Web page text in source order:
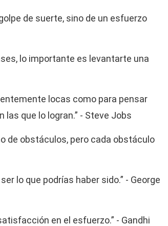
de suerte, sino de un esfuerzo
lo importante es levantarte una
locas como para pensar
las que lo logran.” - Steve Jobs
de obstáculos, pero cada obstáculo
lo que podrías haber sido.” - George
en el esfuerzo.” - Gandhi